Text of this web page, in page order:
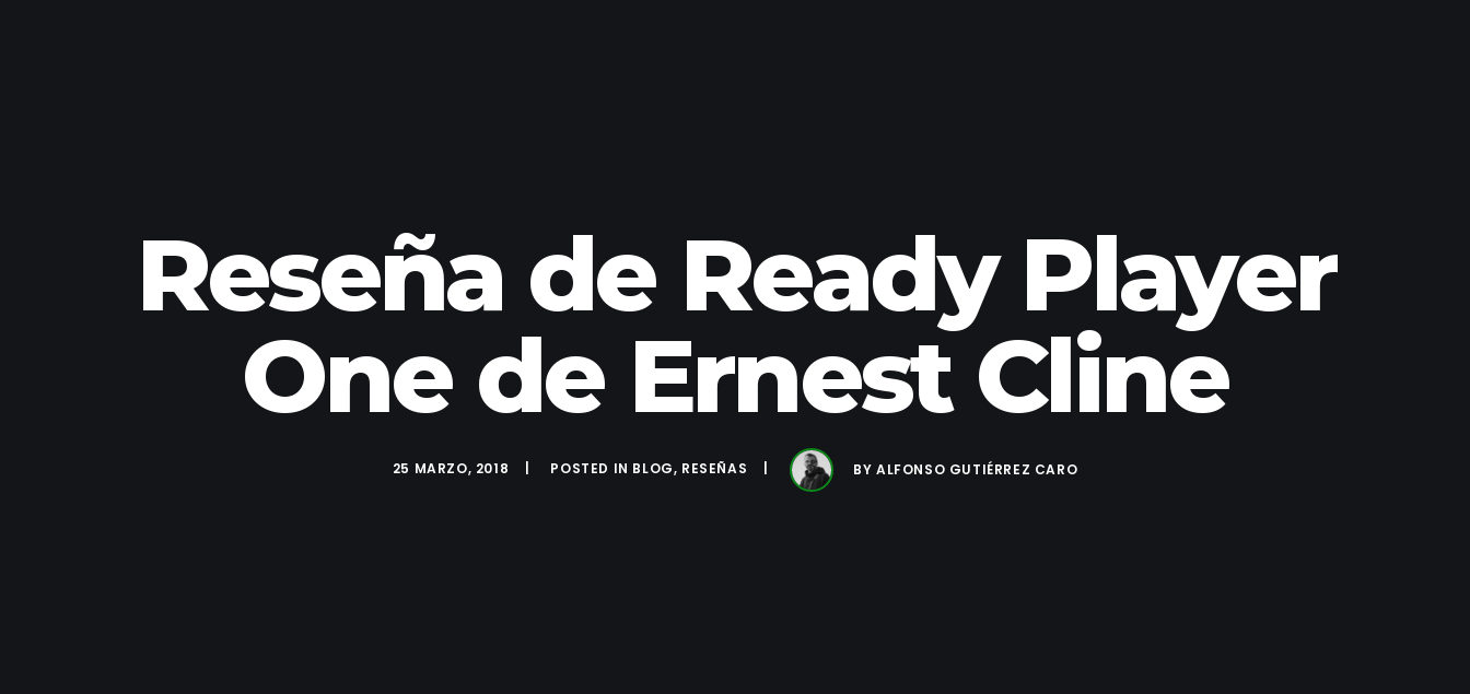
Reseña de Ready Player
One de Ernest Cline
25 MARZO, 2018 POSTED IN BLOG, RESEÑAS BY ALFONSO GUTIÉRREZ CARO